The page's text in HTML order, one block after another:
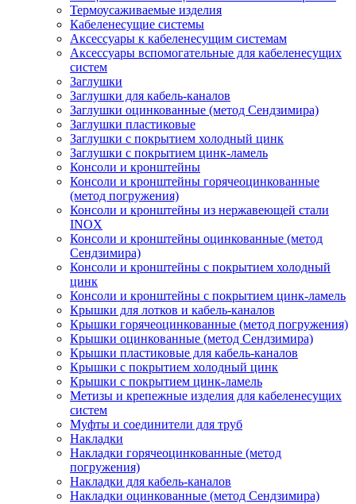
Термоусаживаемые изделия
Кабеленесущие системы
Аксессуары к кабеленесущим системам
Аксессуары вспомогательные для кабеленесущих
систем
Заглушки
Заглушки для кабель-каналов
Заглушки оцинкованные (метод Сендзимира)
Заглушки пластиковые
Заглушки с покрытием холодный цинк
Заглушки с покрытием цинк-ламель
Консоли и кронштейны
Консоли и кронштейны горячеоцинкованные
(метод погружения)
Консоли и кронштейны из нержавеющей стали
INOX
Консоли и кронштейны оцинкованные (метод
Сендзимира)
Консоли и кронштейны с покрытием холодный
цинк
Консоли и кронштейны с покрытием цинк-ламель
Крышки для лотков и кабель-каналов
Крышки горячеоцинкованные (метод погружения)
Крышки оцинкованные (метод Сендзимира)
Крышки пластиковые для кабель-каналов
Крышки с покрытием холодный цинк
Крышки с покрытием цинк-ламель
Метизы и крепежные изделия для кабеленесущих
систем
Муфты и соединители для труб
Накладки
Накладки горячеоцинкованные (метод
погружения)
Накладки для кабель-каналов
Накладки оцинкованные (метод Сендзимира)